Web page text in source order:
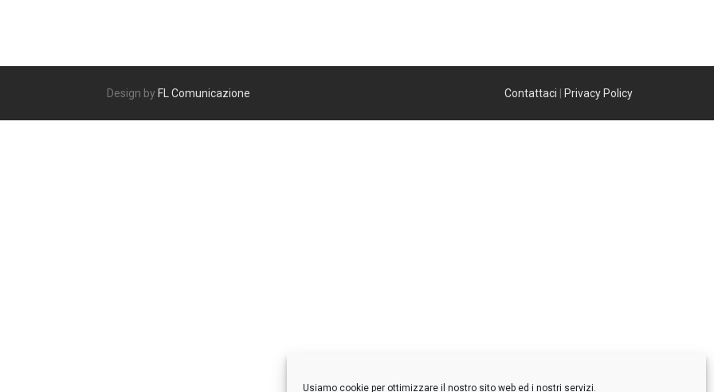
Usiamo cookie per ottimizzare il nostro sito web ed i nostri servizi.
Design by FL Comunicazione Contattaci Privacy Policy